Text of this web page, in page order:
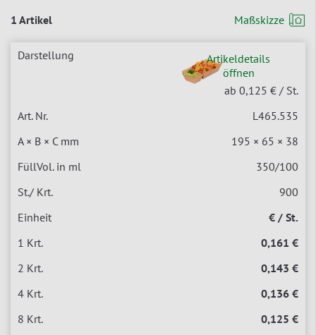
1 Artikel Maßskizze
Artikeldetails
öffnen
ab 0,125 € / St.
L465.535
195 × 65 × 38
350/100
900
€ / St.
0,161 €
0,143 €
0,136 €
0,125 €